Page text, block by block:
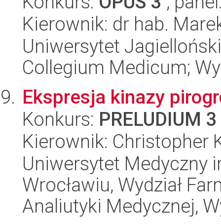
Kierownik: dr hab.
Uniwersytet
Collegium Medicum;
Ekspresja kinazy
Konkurs: PRELUDIUM 3
Kierownik: Christopher
Uniwersytet Medyczny
Wrocławiu, Wydział
Analiutyki Medycznej,